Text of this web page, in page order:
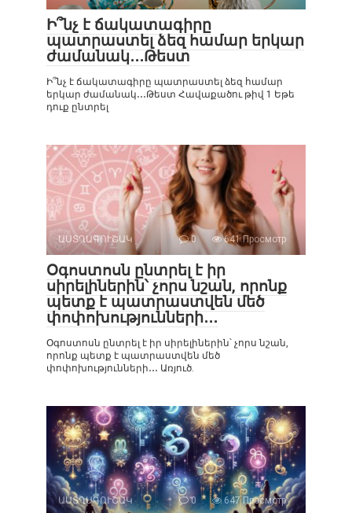
Ի՞նչ է ճակատագիրը
պատրաստել ձեզ համար երկար
ժամանակ․․․Թեստ
Ի՞նչ է ճակատագիրը պատրաստել ձեզ համար
երկար ժամանակ․․․Թեստ Հավաքածու թիվ 1 Եթե
դուք ընտրել
ԱՍՏՂԱԳՈՒՇԱԿ 0 641 Просмотр
Օգոստոսն ընտրել է իր
սիրելիներին՝ չորս նշան, որոնք
պետք է պատրաստվեն մեծ
փոփոխությունների․․․
Օգոստոսն ընտրել է իր սիրելիներին՝ չորս նշան,
որոնք պետք է պատրաստվեն մեծ
փոփոխությունների․․․ Առյուծ.
ԱՍՏՂԱԳՈՒՇԱԿ 0 647 Просмотр